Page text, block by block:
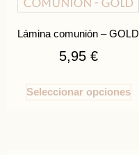
Lámina comunión – GOLD
5,95 €
Seleccionar opciones